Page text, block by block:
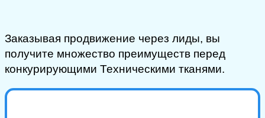
Заказывая продвижение через лиды, вы
получите множество преимуществ перед
конкурирующими Техническими тканями.